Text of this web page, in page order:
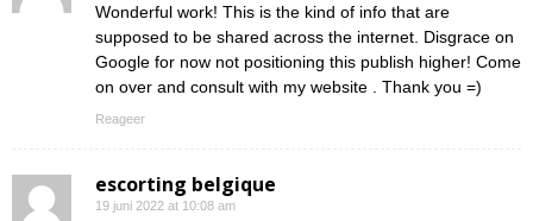
Wonderful work! This is the kind of info that are
supposed to be shared across the internet. Disgrace on
Google for now not positioning this publish higher! Come
on over and consult with my website . Thank you =)
Reageer
escorting belgique
19 juni 2022 at 10:08 am